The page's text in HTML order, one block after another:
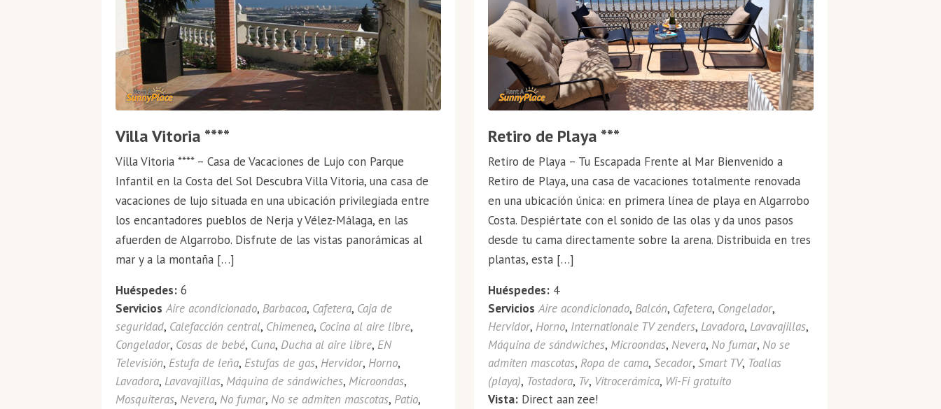
Villa Vitoria ****
Villa Vitoria **** – Casa de Vacaciones de Lujo con Parque
Infantil en la Costa del Sol Descubra Villa Vitoria, una casa de
vacaciones de lujo situada en una ubicación privilegiada entre
los encantadores pueblos de Nerja y Vélez-Málaga, en las
afuerden de Algarrobo. Disfrute de las vistas panorámicas al
mar y a la montaña […]
Huéspedes: 6
Servicios Aire acondicionado, Barbacoa, Cafetera, Caja de
seguridad, Calefacción central, Chimenea, Cocina al aire libre,
Congelador, Cosas de bebé, Cuna, Ducha al aire libre, EN
Televisión, Estufa de leña, Estufas de gas, Hervidor, Horno,
Lavadora, Lavavajillas, Máquina de sándwiches, Microondas,
Mosquiteras, Nevera, No fumar, No se admiten mascotas, Patio,
Retiro de Playa ***
Retiro de Playa – Tu Escapada Frente al Mar Bienvenido a
Retiro de Playa, una casa de vacaciones totalmente renovada
en una ubicación única: en primera línea de playa en Algarrobo
Costa. Despiértate con el sonido de las olas y da unos pasos
desde tu cama directamente sobre la arena. Distribuida en tres
plantas, esta […]
Huéspedes:4
Servicios Aire acondicionado, Balcón, Cafetera, Congelador,
Hervidor, Horno, Internationale TV zenders, Lavadora, Lavavajillas,
Máquina de sándwiches, Microondas, Nevera, No fumar, No se
admiten mascotas, Ropa de cama, Secador, Smart TV, Toallas
(playa), Tostadora, Tv, Vitrocerámica, Wi-Fi gratuito
Vista:Direct aan zee!